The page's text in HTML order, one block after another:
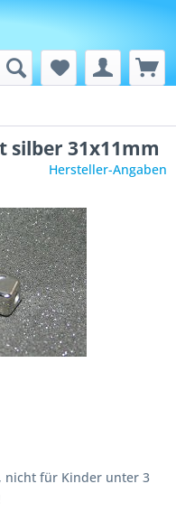
silber 31x11mm
Hersteller-Angaben
nicht für Kinder unter 3